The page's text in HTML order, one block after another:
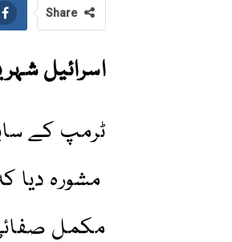
Share
اسرائیل
ٹرمپ کے
مشورہ دیا
مکمل